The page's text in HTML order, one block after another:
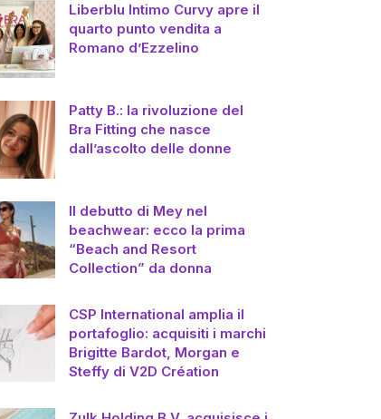
Liberblu Intimo Curvy apre il
quarto punto vendita a
Romano d’Ezzelino
Patty B.: la rivoluzione del
Bra Fitting che nasce
dall’ascolto delle donne
Il debutto di Mey nel
beachwear: ecco la prima
“Beach and Resort
Collection” da donna
CSP International amplia il
portafoglio: acquisiti i marchi
Brigitte Bardot, Morgan e
Steffy di V2D Création